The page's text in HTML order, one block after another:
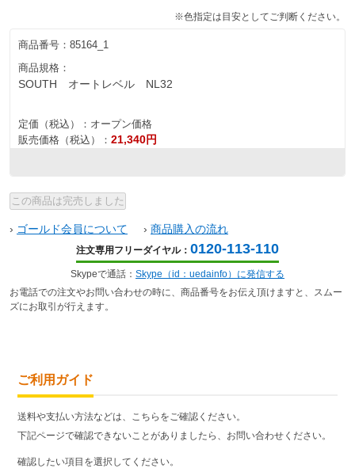
※色指定は目安としてご判断ください。
商品番号： 85164_1
商品規格：
SOUTH オートレベル NL32
定価（税込）： オープン価格
販売価格（税込）： 21,340円
› ゴールド会員について › 商品購入の流れ
注文専用フリーダイヤル： 0120-113-110
Skypeで通話： Skype（id：uedainfo）に発信する
お電話での注文やお問い合わせの時に、商品番号をお伝え頂けますと、スムー
ズにお取引が行えます。
ご利用ガイド
送料や支払い方法などは、こちらをご確認ください。
下記ページで確認できないことがありましたら、お問い合わせください。
確認したい項目を選択してください。